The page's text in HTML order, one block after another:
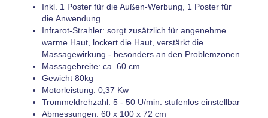
Inkl. 1 Poster für die Außen-Werbung, 1 Poster für
die Anwendung
Infrarot-Strahler: sorgt zusätzlich für angenehme
warme Haut, lockert die Haut, verstärkt die
Massagewirkung - besonders an den Problemzonen
Massagebreite: ca. 60 cm
Gewicht 80kg
Motorleistung: 0,37 Kw
Trommeldrehzahl: 5 - 50 U/min. stufenlos einstellbar
Abmessungen: 60 x 100 x 72 cm